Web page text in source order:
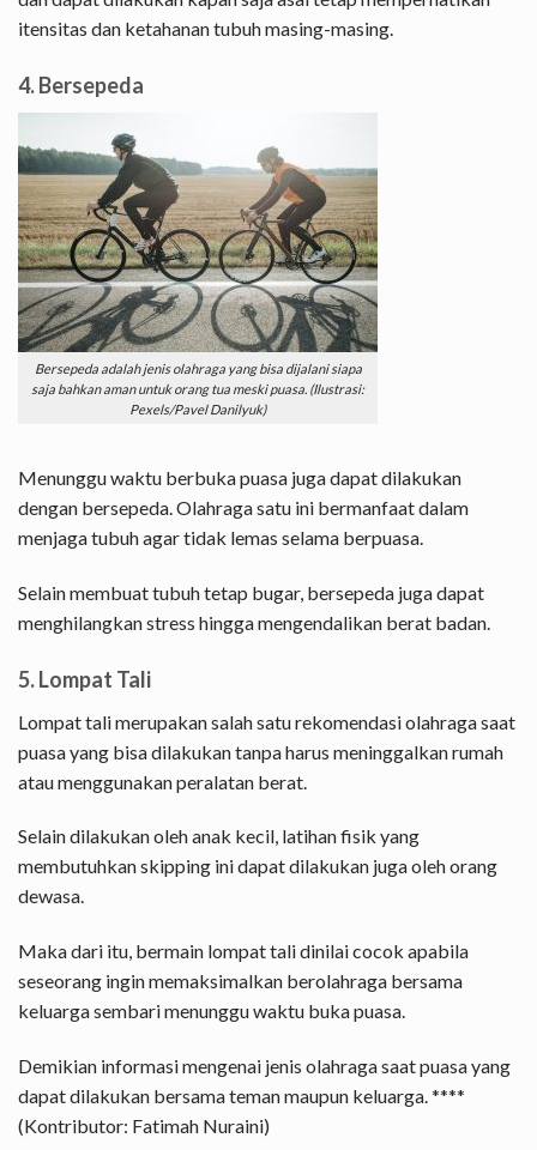
itensitas dan ketahanan tubuh masing-masing.
4. Bersepeda
Bersepeda adalah jenis olahraga yang bisa dijalani siapa
saja bahkan aman untuk orang tua meski puasa. (Ilustrasi:
Pexels/Pavel Danilyuk)
Menunggu waktu berbuka puasa juga dapat dilakukan
dengan bersepeda. Olahraga satu ini bermanfaat dalam
menjaga tubuh agar tidak lemas selama berpuasa.
Selain membuat tubuh tetap bugar, bersepeda juga dapat
menghilangkan stress hingga mengendalikan berat badan.
5. Lompat Tali
Lompat tali merupakan salah satu rekomendasi olahraga saat
puasa yang bisa dilakukan tanpa harus meninggalkan rumah
atau menggunakan peralatan berat.
Selain dilakukan oleh anak kecil, latihan fisik yang
membutuhkan skipping ini dapat dilakukan juga oleh orang
dewasa.
Maka dari itu, bermain lompat tali dinilai cocok apabila
seseorang ingin memaksimalkan berolahraga bersama
keluarga sembari menunggu waktu buka puasa.
Demikian informasi mengenai jenis olahraga saat puasa yang
dapat dilakukan bersama teman maupun keluarga. ****
(Kontributor: Fatimah Nuraini)